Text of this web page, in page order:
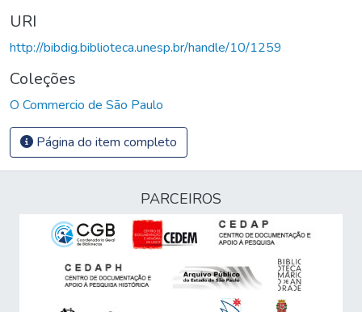
URI
http://bibdig.biblioteca.unesp.br/handle/10/1259
Coleções
O Commercio de São Paulo
Página do item completo
PARCEIROS